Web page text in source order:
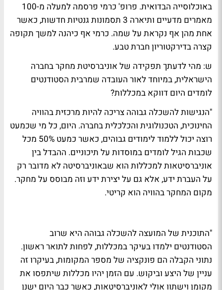
באוכלוסייה הבדואית. פרופ' כרמי פרסמה למעלה מ-100
מאמרים מדעיים ותיארה 3 תסמונות גנטיות חדשות, כאשר
אחת מהן אף נקראת על שמה. כרמי אף כיהנה למשך תקופה
קצרה בדירקטוריון חברת טבע.
ש: מהי לדעתך תפקידה של אוניברסיטת מחקר בחברה
הישראלית, במיוחד לאור העובדה שמרבית הסטודנטים
לומדים היום דווקא במכללות?
"הנגישות להשכלה גבוהה צריכה להיות מרכזית בהוויה
החינוכית, הטכנולוגית והכלכלית בחברה. היום, כל מי שכמעט
רוצה יכול ללמוד לימודים גבוהים, כאשר כמעט 50% מכל
שכבות הגיל לומדים במוסדות על תיכוניים. ההבדל בין
אוניברסיטאות למכללות הוא שבאוניברסיטה לא מדובר רק
על העברת ידע, אלא גם על יצירת ידע וזה מבוסס על מחקר.
מקום המחקר בהוויה הוא קריטי.
"התוכנית של המועצה להשכלה גבוהה היא שרוב
הסטודנטים ילמדו בעיקר במכללות, לפחות לתואר ראשון.
נתוני הקבלה הם פונקציה של מספר המקומות, בעיקרו זה
עניין של היצע וביקוש. עם הזמן יהיו מכללות שיתפסו את
מקומן וישתוו אולי לאוניברסיטאות, כאשר כבר היום ישנן